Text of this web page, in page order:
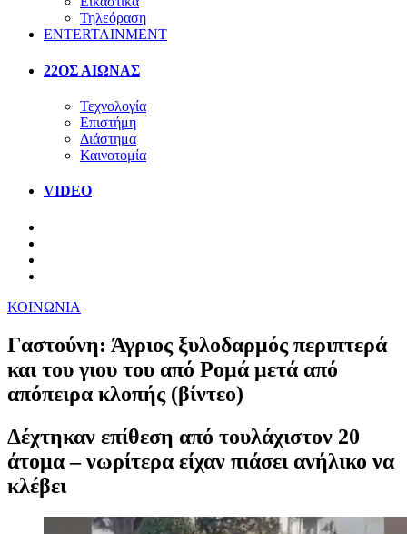
Τηλεόραση
ENTERTAINMENT
22ΟΣ ΑΙΩΝΑΣ
Τεχνολογία
Επιστήμη
Διάστημα
Καινοτομία
VIDEO
ΚΟΙΝΩΝΙΑ
Γαστούνη: Άγριος ξυλοδαρμός περιπτερά
και του γιου του από Ρομά μετά από
απόπειρα κλοπής (βίντεο)
Δέχτηκαν επίθεση από τουλάχιστον 20
άτομα – νωρίτερα είχαν πιάσει ανήλικο να
κλέβει